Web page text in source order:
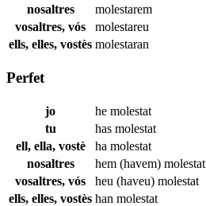
nosaltres
molestarem
vosaltres, vós
molestareu
ells, elles, vostès molestaran
Perfet
jo he molestat
tu
has molestat
ell, ella, vostè
ha molestat
nosaltres
hem (havem) molestat
vosaltres, vós
heu (haveu) molestat
ells, elles, vostès han molestat